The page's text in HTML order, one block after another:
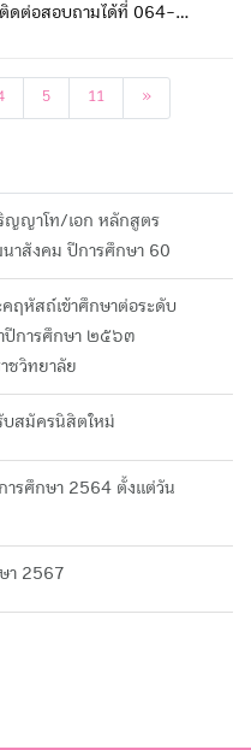
ดต่อสอบถามได้ที่ 064-
5 11 »ถัดไป
ญญาโท/เอก หลักสูตร
าสังคม ปีการศึกษา 60
ฤหัสถ์เข้าศึกษาต่อระดับ
ปีการศึกษา ๒๕๖๓
ชวิทยาลัย
บสมัครนิสิตใหม่
ารศึกษา 2564 ตั้งแต่วัน
า 2567